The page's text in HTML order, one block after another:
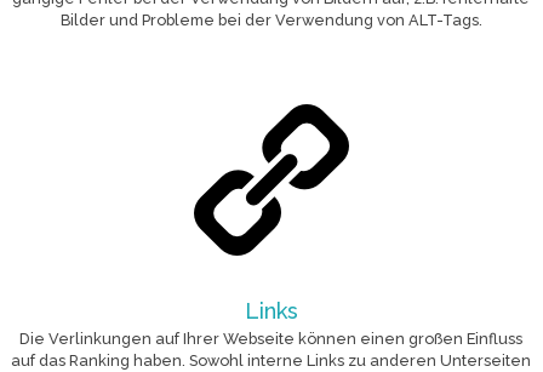
Bilder und Probleme bei der Verwendung von ALT-Tags.
Links
Die Verlinkungen auf Ihrer Webseite können einen großen Einfluss
auf das Ranking haben. Sowohl interne Links zu anderen Unterseiten